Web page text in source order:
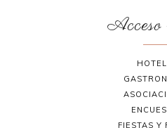
Acceso
FIESTAS Y